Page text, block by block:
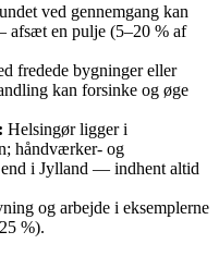
ved gennemgang kan
en pulje (5–20 % af
fredede bygninger eller
kan forsinke og øge
Helsingør ligger i
håndværker- og
i Jylland — indhent altid
og arbejde i eksemplerne
%).